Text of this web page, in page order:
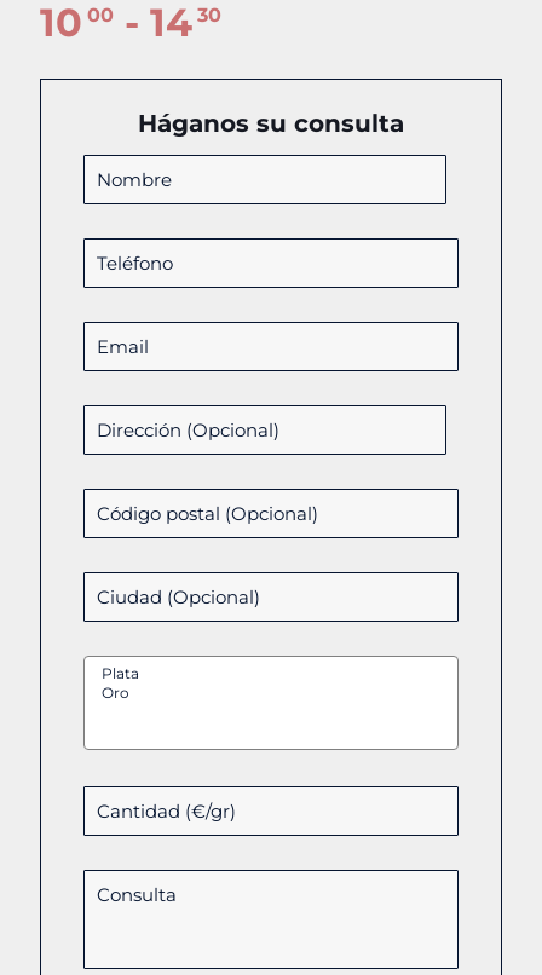
10 00 - 14 30
Háganos su consulta